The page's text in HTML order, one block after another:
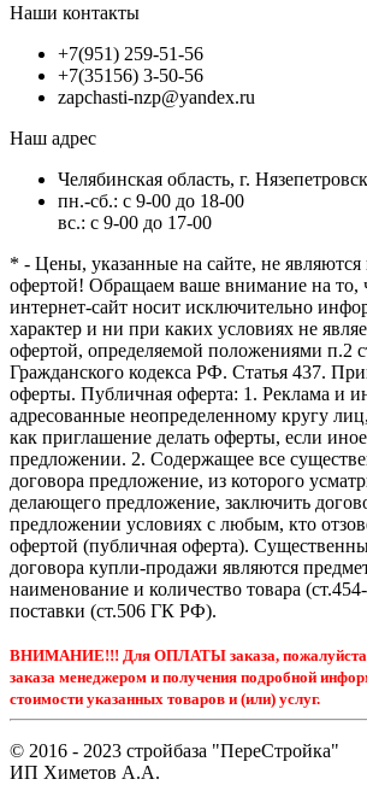
Наши контакты
+7(951) 259-51-56
+7(35156) 3-50-56
zapchasti-nzp@yandex.ru
Наш адрес
Челябинская область, г.
пн.-сб.: с 9-00 до 18-00
вс.: с 9-00 до 17-00
* - Цены, указанные на сайте, не
офертой! Обращаем ваше внимание на то,
интернет-сайт носит исключительно
характер и ни при каких условиях не
офертой, определяемой положениями п.2
Гражданского кодекса РФ. Статья 437.
оферты. Публичная оферта: 1. Реклама и
адресованные неопределенному кругу
как приглашение делать оферты, если
предложении. 2. Содержащее все
договора предложение, из которого
делающего предложение, заключить
предложении условиях с любым, кто
офертой (публичная оферта).
договора купли-продажи являются
наименование и количество товара
поставки (ст.506 ГК РФ).
ВНИМАНИЕ!!! Для ОПЛАТЫ заказа, пожалуйста,
заказа менеджером и получения подробной
стоимости указанных товаров и (или) услуг.
© 2016 - 2023 стройбаза "ПереСтройка"
ИП Химетов А.А.